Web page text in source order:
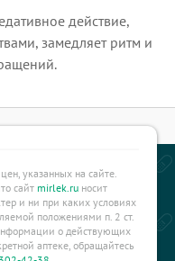
действие,
замедляет ритм и
указанных на сайте.
сайт mirlek.ru носит
и ни при каких условиях
положениями п. 2 ст.
о действующих
аптеке, обращайтесь